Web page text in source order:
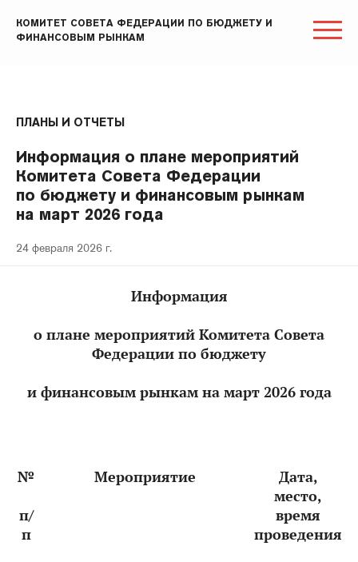
КОМИТЕТ СОВЕТА ФЕДЕРАЦИИ ПО БЮДЖЕТУ И
ФИНАНСОВЫМ РЫНКАМ
ПЛАНЫ И ОТЧЕТЫ
Информация о плане мероприятий
Комитета Совета Федерации
по бюджету и финансовым рынкам
на март 2026 года
24 февраля 2026 г.
Информация
о плане мероприятий Комитета Совета
Федерации по бюджету
и финансовым рынкам на март 2026 года
№
п/
п
Мероприятие
Дата,
место,
время
проведения